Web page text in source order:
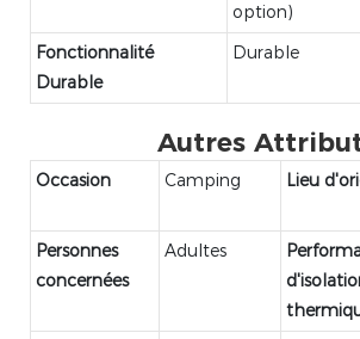
option)
Fonctionnalité
Durable
Durable
Autres
Occasion Camping Lieu
Personnes
concernées
Adultes